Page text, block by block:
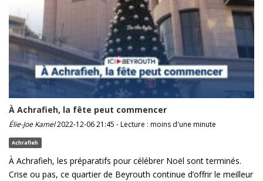
À Achrafieh, la fête peut commencer
Élie-Joe Kamel2022-12-06 21:45 - Lecture : moins d'une minute
Achrafieh
À Achrafieh, les préparatifs pour célébrer Noël sont terminés.
Crise ou pas, ce quartier de Beyrouth continue d’offrir le meilleur